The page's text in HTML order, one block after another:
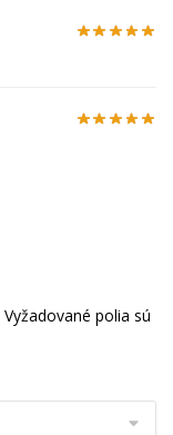
Vyžadované polia sú